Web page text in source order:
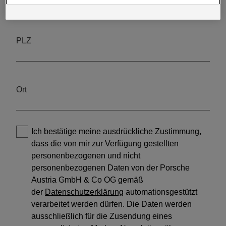
Daten, sofern Sie dem explizit zugestimmt („Cookies mit
eines Porsche Betriebs, Porsche Inter Auto GmbH & Co KG, eingesehen